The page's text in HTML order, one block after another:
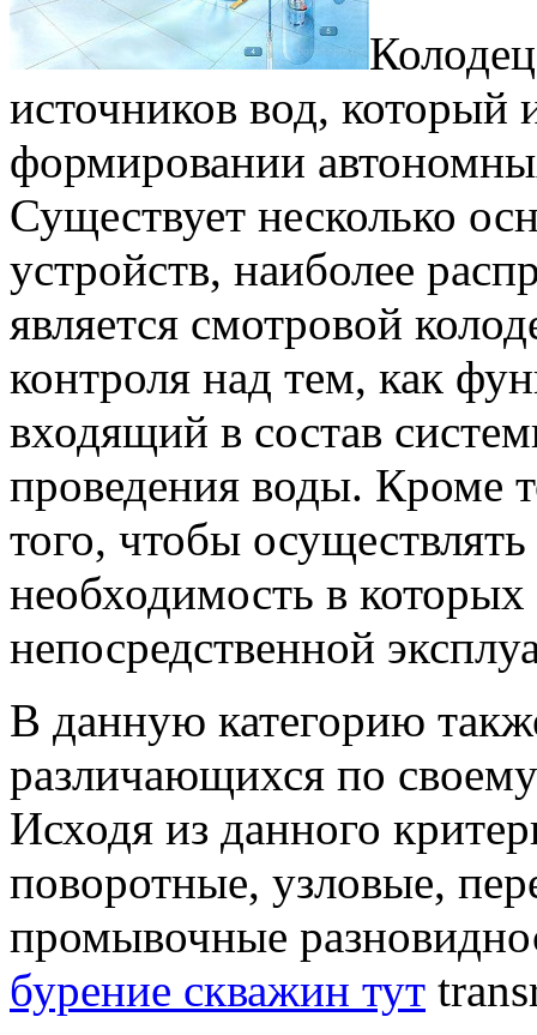
источников вод, который
формировании
Существует несколько
устройств, наиболее
является смотровой
контроля над тем, как
входящий в состав
проведения воды. Кроме
того, чтобы
необходимость в которых
непосредственной
В данную категорию
различающихся по
Исходя из данного
поворотные, узловые,
промывочные
бурение скважин тут